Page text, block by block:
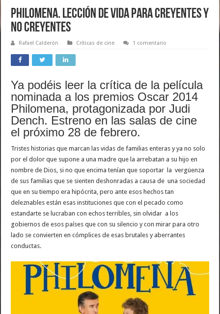
Philomena. Lección de vida para creyentes y
no creyentes
Rafael Calderón Críticas de cine 1 comentario
Ya podéis leer la crítica de la película
nominada a los premios Oscar 2014
Philomena, protagonizada por Judi
Dench. Estreno en las salas de cine
el próximo 28 de febrero.
Tristes historias que marcan las vidas de familias enteras y ya no solo
por el dolor que supone a una madre que la arrebatan a su hijo en
nombre de Dios, si no que encima tenían que soportar la vergüenza
de sus familias que se sienten deshonradas a causa de una sociedad
que en su tiempo era hipócrita, pero ante esos hechos tan
deleznables están esas instituciones que con el pecado como
estandarte se lucraban con echos terribles, sin olvidar a los
gobiernos de esos países que con su silencio y con mirar para otro
lado se convierten en cómplices de esas brutales y aberrantes
conductas.